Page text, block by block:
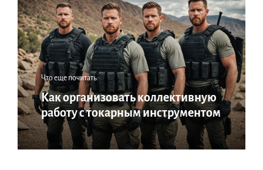
Что еще почитать:
Как организовать коллективную
работу с токарным инструментом